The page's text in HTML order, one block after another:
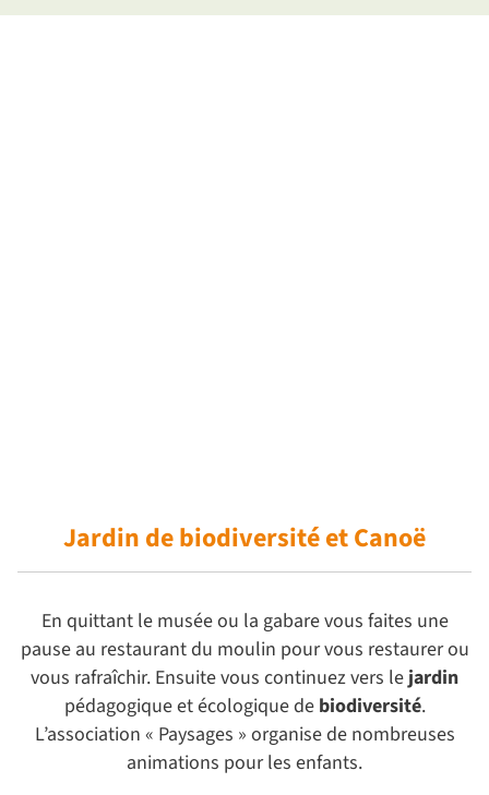
Jardin de biodiversitéet Canoë
En quittant le musée ou la gabare vous faites une
pause au restaurant du moulin pour vous restaurer ou
vous rafraîchir. Ensuite vous continuez vers lejardin
pédagogique et écologique de biodiversité.
L’association « Paysages » organise de nombreuses
animations pour les enfants.